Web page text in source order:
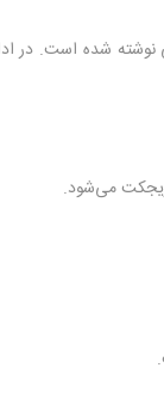
ریجکت می‌شود.